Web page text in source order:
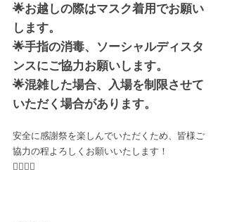
🌟お越しの際はマスク着用でお願い
します。
🌟手指の消毒、ソーシャルディスタ
ンスにご協力お願いします。
🌟混雑した場合、入場を制限させて
いただく場合があります。
安全に感謝祭を楽しんでいただくため、皆様ご
協力の程よろしくお願いいたします！
🙇‍♀️🙇‍♂️